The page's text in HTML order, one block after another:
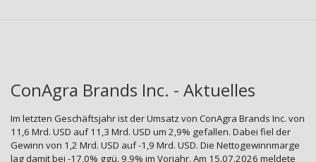
ConAgra Brands Inc. - Aktuelles
Im letzten Geschäftsjahr ist der Umsatz von ConAgra Brands Inc. von
11,6 Mrd. USD auf 11,3 Mrd. USD um 2,9% gefallen. Dabei fiel der
Gewinn von 1,2 Mrd. USD auf -1,9 Mrd. USD. Die Nettogewinnmarge
lag damit bei -17,0% ggü. 9,9% im Vorjahr. Am 15.07.2026 meldete